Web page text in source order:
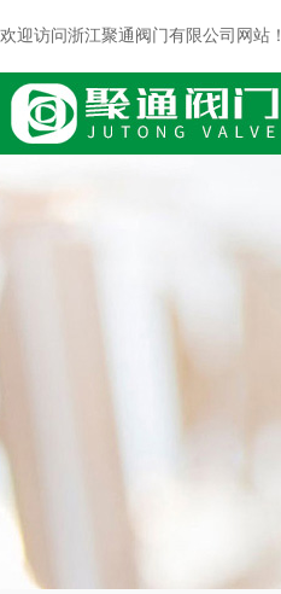
欢迎访问浙江聚通阀门有限公司网站！